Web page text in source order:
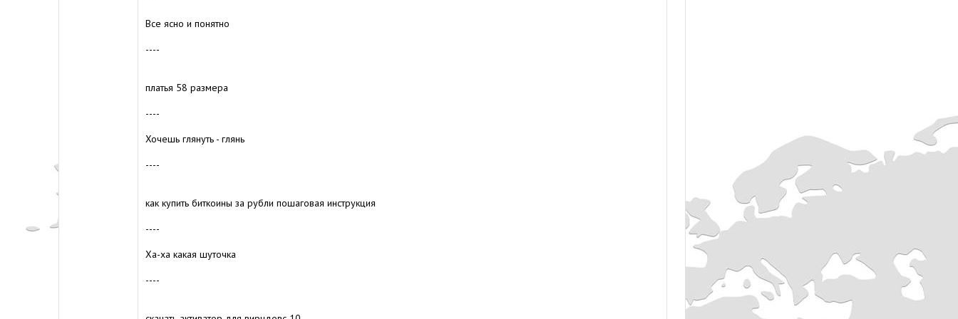
Все ясно и понятно
----
платья 58 размера
----
Хочешь глянуть - глянь
----
как купить биткоины за рубли пошаговая инструкция
----
Ха-ха какая шуточка
----